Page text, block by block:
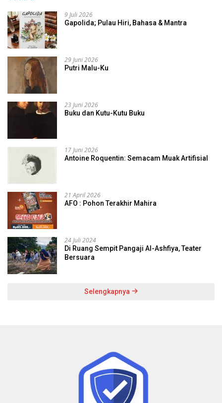
9 Juli 2026
Gapolida; Pulau Hiri, Bahasa & Mantra
29 Juni 2026
Putri Malu-Ku
23 Juni 2026
Buku dan Kutu-Kutu Buku
17 Juni 2026
Antoine Roquentin: Semacam Muak Artifisial
21 April 2026
AFO : Pohon Terakhir Mahira
24 Juli 2024
Di Ruang Sempit Pangaji Al-Ashfiya, Teater
Bersuara
Selengkapnya